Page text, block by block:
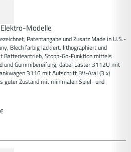
Modelle
Patentangabe und Zusatz Made in U.S.-
Blech farbig lackiert, lithographiert und
Stopp-Go-Funktion mittels
und Gummibereifung, dabei Laster 3112U mit
3116 mit Aufschrift BV-Aral (3 x)
guter Zustand mit minimalen Spiel- und